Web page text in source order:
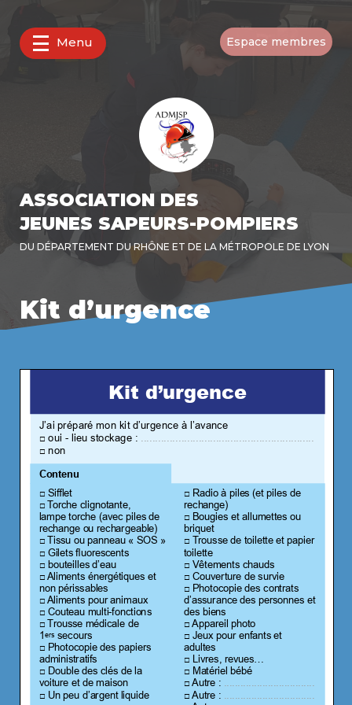
Menu Espace membres
ASSOCIATION DES
JEUNES SAPEURS-POMPIERS
DU DÉPARTEMENT DU RHÔNE ET DE LA MÉTROPOLE DE LYON
Kit d’urgence